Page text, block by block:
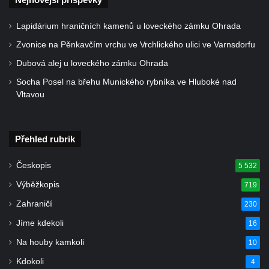
Račicích
Povodňový sloup II. v Dobříni
Povodňový sloup I. v Dobříni
Pamětní kámen vodního díla Josefův Důl
Socha svatého Floriána na domě čp. 3 v
Socha svaté Anny u domu čp. 3 v Oparnu
Lavička Václava Havla v Novém Boru
Lavička Václava Havla v Krásné Lípě
Upoutávka JduHřebenovkou u parkoviště
na Mezní Louce
Kamenný obelisk na vyhlídce u Pravčické
brány
Lapidárium hraničních kamenů u loveckého zámku Ohrada
Zvonice na Pěnkavčím vrchu ve Vrchlického ulici ve Varnsdorfu
Dubová alej u loveckého zámku Ohrada
Socha Posel na břehu Munického rybníka ve Hluboké nad
Vltavou
Přehled rubrik
Českopis 5 532
Výběžkopis 719
Zahraničí 230
Jíme kdekoli 16
Na houby kamkoli 10
Kdokoli 4